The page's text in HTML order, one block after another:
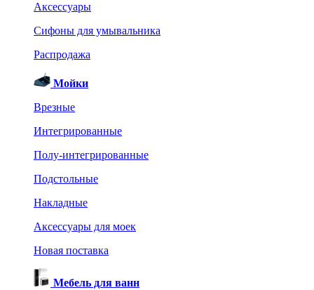
Аксессуары
Сифоны для умывальника
Распродажа
Мойки
Врезные
Интегрированные
Полу-интегрированные
Подстольные
Накладные
Аксессуары для моек
Новая поставка
Мебель для ванн